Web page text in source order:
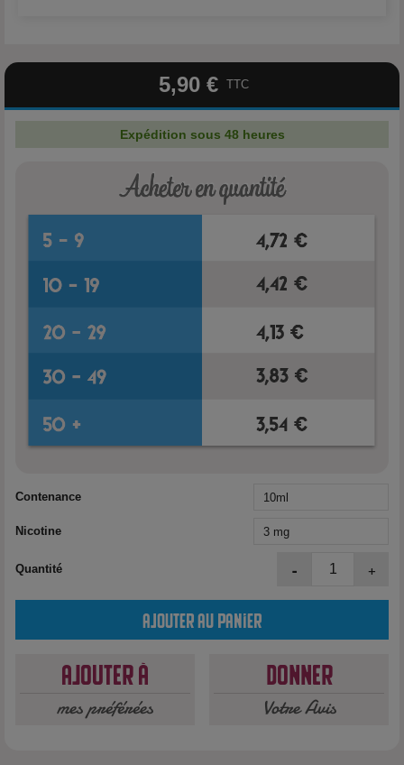
5,90 € TTC
Expédition sous 48 heures
Contenance
Nicotine
Quantité - +
Ajouter au panier
Ajouter à
mes préférées
Donner
Votre Avis